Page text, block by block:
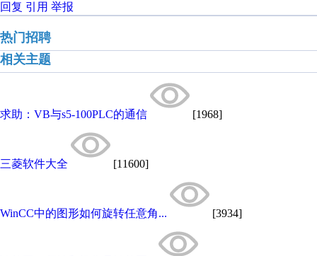
回复 引用 举报
热门招聘
相关主题
求助：VB与s5-100PLC的通信 [1968]
三菱软件大全 [11600]
WinCC中的图形如何旋转任意角... [3934]